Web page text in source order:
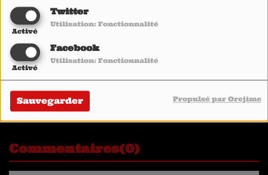
Twitter
Activé
Utilisation: Fonctionnalité
Facebook
Activé
Utilisation: Fonctionnalité
Sauvegarder Propulsé par Orejime
Acoustic session for web radio HEAVY1 May 7th, 2018
© 2018-2024HEAVY1
Commentaires(0)